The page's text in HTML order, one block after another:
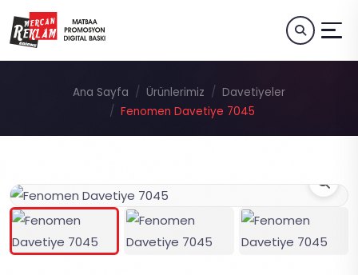
Ana Sayfa Ürünlerimiz
Davetiyeler
Fenomen Davetiye 7045